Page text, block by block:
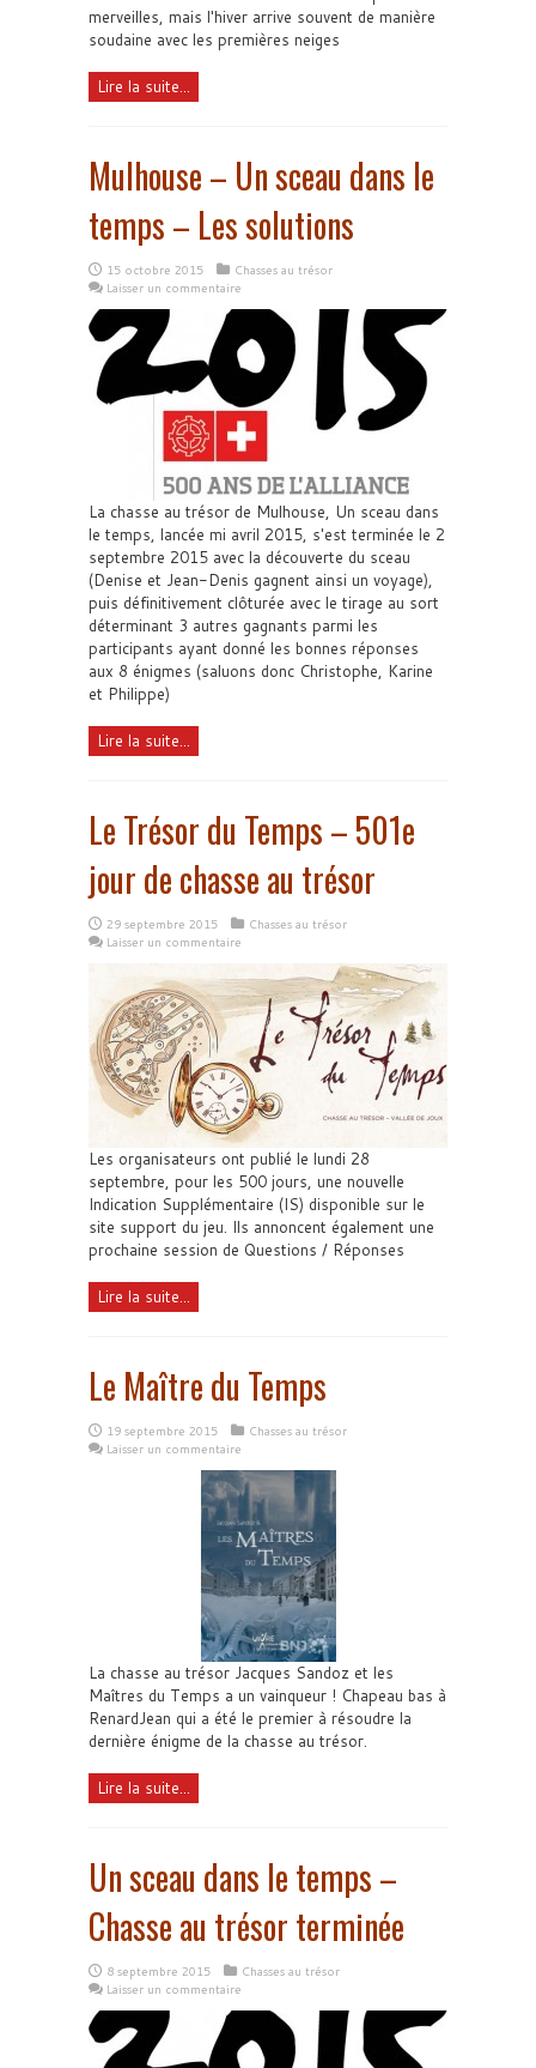
merveilles, mais l'hiver arrive souvent de manière
soudaine avec les premières neiges
Lire la suite...
Mulhouse – Un sceau dans le
temps – Les solutions
15 octobre 2015
Chasses au trésor
Laisser un commentaire
La chasse au trésor de Mulhouse, Un sceau dans
le temps, lancée mi avril 2015, s'est terminée le 2
septembre 2015 avec la découverte du sceau
(Denise et Jean-Denis gagnent ainsi un voyage),
puis définitivement clôturée avec le tirage au sort
déterminant 3 autres gagnants parmi les
participants ayant donné les bonnes réponses
aux 8 énigmes (saluons donc Christophe, Karine
et Philippe)
Lire la suite...
Le Trésor du Temps – 501e
jour de chasse au trésor
29 septembre 2015
Chasses au trésor
Laisser un commentaire
Les organisateurs ont publié le lundi 28
septembre, pour les 500 jours, une nouvelle
Indication Supplémentaire (IS) disponible sur le
site support du jeu. Ils annoncent également une
prochaine session de Questions / Réponses
Lire la suite...
Le Maître du Temps
19 septembre 2015
Chasses au trésor
Laisser un commentaire
La chasse au trésor Jacques Sandoz et les
Maîtres du Temps a un vainqueur ! Chapeau bas à
RenardJean qui a été le premier à résoudre la
dernière énigme de la chasse au trésor.
Lire la suite...
Un sceau dans le temps –
Chasse au trésor terminée
8 septembre 2015
Chasses au trésor
Laisser un commentaire